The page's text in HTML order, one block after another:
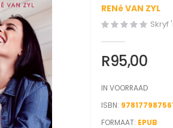
RENé VAN ZYL
Skryf
R95,00
IN VOORRAAD
ISBN
FORMAAT: EPUB